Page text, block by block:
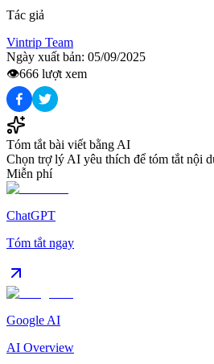
Tác giả
Vintrip Team
Ngày xuất bản: 05/09/2025
👁️666 lượt xem
Tóm tắt bài viết bằng AI
Chọn trợ lý AI yêu thích để tóm tắt nội
Miễn phí
ChatGPT
Tóm tắt ngay
Google AI
AI Overview